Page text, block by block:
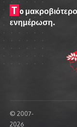
T o
ενημέρωση.
© 2007-
2026